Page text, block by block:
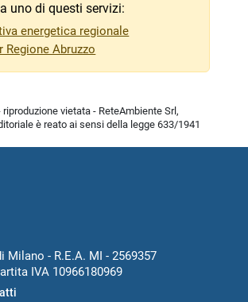
uno di questi servizi:
energetica regionale
Abruzzo
vietata - ReteAmbiente Srl,
è reato ai sensi della legge 633/1941
Milano - R.E.A. MI - 2569357
IVA 10966180969